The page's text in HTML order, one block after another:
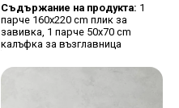
Съдържание на продукта: 1
парче 160x220 cm плик за
завивка, 1 парче 50x70 cm
калъфка за възглавница